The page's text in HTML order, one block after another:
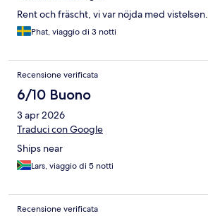
Rent och fräscht, vi var nöjda med vistelsen.
Phat, viaggio di 3 notti
Recensione verificata
6/10 Buono
3 apr 2026
Traduci con Google
Ships near
Lars, viaggio di 5 notti
Recensione verificata